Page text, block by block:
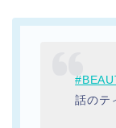
話のテ